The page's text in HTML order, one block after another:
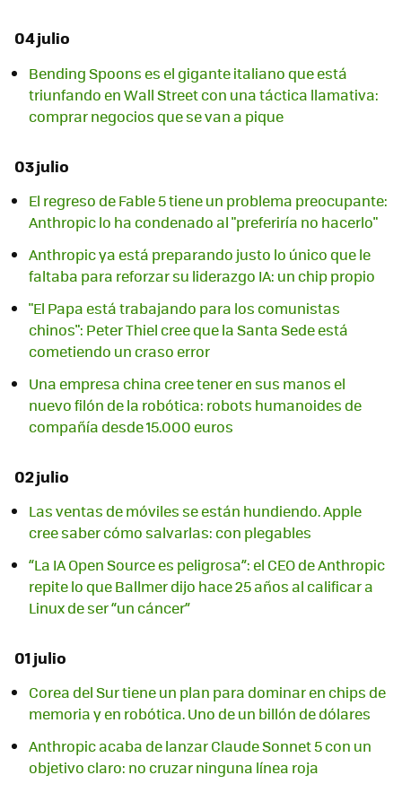
04 julio
Bending Spoons es el gigante italiano que está
triunfando en Wall Street con una táctica llamativa:
comprar negocios que se van a pique
03 julio
El regreso de Fable 5 tiene un problema preocupante:
Anthropic lo ha condenado al "preferiría no hacerlo"
Anthropic ya está preparando justo lo único que le
faltaba para reforzar su liderazgo IA: un chip propio
"El Papa está trabajando para los comunistas
chinos": Peter Thiel cree que la Santa Sede está
cometiendo un craso error
Una empresa china cree tener en sus manos el
nuevo filón de la robótica: robots humanoides de
compañía desde 15.000 euros
02 julio
Las ventas de móviles se están hundiendo. Apple
cree saber cómo salvarlas: con plegables
“La IA Open Source es peligrosa”: el CEO de Anthropic
repite lo que Ballmer dijo hace 25 años al calificar a
Linux de ser “un cáncer”
01 julio
Corea del Sur tiene un plan para dominar en chips de
memoria y en robótica. Uno de un billón de dólares
Anthropic acaba de lanzar Claude Sonnet 5 con un
objetivo claro: no cruzar ninguna línea roja